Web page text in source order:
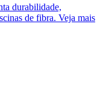
durabilidade,
de fibra. Veja mais